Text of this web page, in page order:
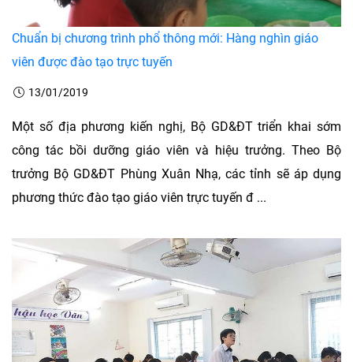
Chuẩn bị chương trình phổ thông mới: Hàng nghìn giáo
viên được đào tạo trực tuyến
13/01/2019
Một số địa phương kiến nghị, Bộ GD&ĐT triển khai sớm
công tác bồi dưỡng giáo viên và hiệu trưởng. Theo Bộ
trưởng Bộ GD&ĐT Phùng Xuân Nhạ, các tỉnh sẽ áp dụng
phương thức đào tạo giáo viên trực tuyến đ ...